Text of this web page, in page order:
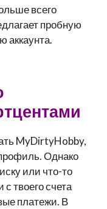
всего
пробную
аккаунта.
MyDirtyHobby,
Однако
или что-то
твоего счета
платежи. В